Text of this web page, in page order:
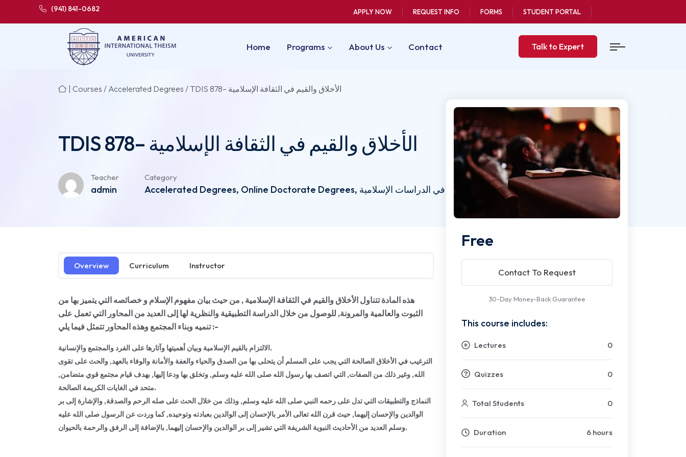
(941) 841-0682 APPLY NOW REQUEST INFO FORMS STUDENT PORTAL
Home Programs About Us Contact Talk to Expert
Courses / Accelerated Degrees / TDIS 878– الأخلاق والقيم في الثقافة الإسلامية
TDIS 878– الأخلاق والقيم في الثقافة الإسلامية
Teacher
admin
Category
Accelerated Degrees, Online Doctorate Degrees, الدكتوراه في الدراسات الإسلامية
Last updated
6 Oct, 2025
Overview Curriculum Instructor
هذه المادة تتناول الأخلاق والقيم في الثقافة الإسلامية , من حيث بيان مفهوم الإسلام و خصائصه التي يتميز بها من
الثبوت والعالمية والمرونة, للوصول من خلال الدراسة التطبيقية والنظرية لها إلى العديد من المحاور التي تعمل على
تنميه وبناء المجتمع وهذه المحاور تتمثل فيما يلي :-
الالتزام بالقيم الإسلامية وبيان أهميتها وآثارها على الفرد والمجتمع والإنسانية.
الترغيب في الأخلاق الصالحة التي يجب على المسلم أن يتحلى بها من الصدق والحياء والعفة والأمانة والوفاء بالعهد, والحث على تقوى
الله, وغير ذلك من الصفات, التي اتصف بها رسول الله صلى الله عليه وسلم, وتخلق بها ودعا إليها, بهدف قيام مجتمع قوي متضامن,
متحد في الغايات الكريمة الصالحة.
النماذج والتطبيقات التي تدل على رحمه النبي صلى الله عليه وسلم, وذلك من خلال الحث على صله الرحم والصدقة, والإشارة إلى بر
الوالدين والإحسان إليهما, حيث قرن الله تعالى الأمر بالإحسان إلى الوالدين بعبادته وتوحيده, كما وردت عن الرسول صلى الله عليه
وسلم العديد من الأحاديث النبوية الشريفة التي تشير إلى بر الوالدين والإحسان إليهما, بالإضافة إلى الرفق والرحمة بالحيوان.
Free
Contact To Request
30-Day Money-Back Guarantee
This course includes:
Lectures 0
Quizzes 0
Total Students 0
Duration 6 hours